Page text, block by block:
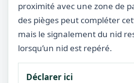
proximité avec une zone de
des pièges peut compléter
mais le signalement du nid
lorsqu’un nid est repéré.
Déclarer ici